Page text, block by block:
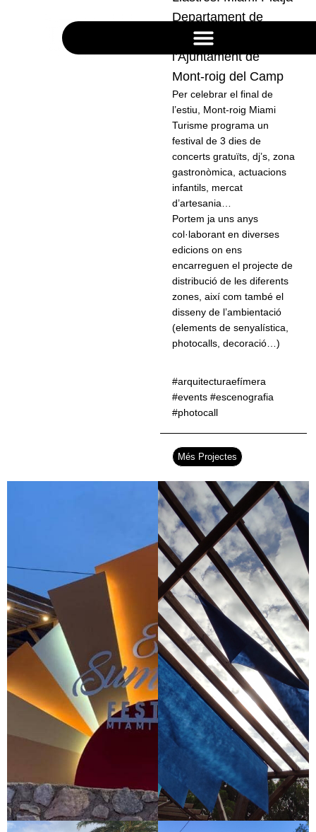
Departament de
Turisme de
l’Ajuntament de
Mont-roig del Camp
Per celebrar el final de
l’estiu, Mont-roig Miami
Turisme programa un
festival de 3 dies de
concerts gratuïts, dj’s, zona
gastronòmica, actuacions
infantils, mercat
d’artesania…
Portem ja uns anys
col·laborant en diverses
edicions on ens
encarreguen el projecte de
distribució de les diferents
zones, així com també el
disseny de l’ambientació
(elements de senyalística,
photocalls, decoració…)
#arquitecturaefímera
#events #escenografia
#photocall
Més Projectes